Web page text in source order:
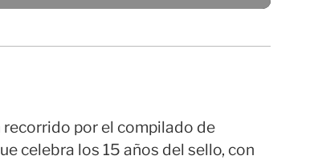
recorrido por el compilado de
celebra los 15 años del sello, con